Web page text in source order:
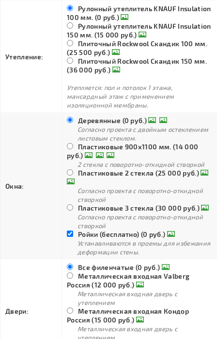
Утепление:
Рулонный утеплитель KNAUF Insulation
100 мм. (0 руб.)
Рулонный утеплитель KNAUF Insulation
150 мм. (15 000 руб.)
Плиточный Rockwool Скандик 100 мм.
(25 500 руб.)
Плиточный Rockwool Скандик 150 мм.
(36 000 руб.)
Утепляется: пол и потолок 1 этажа,
мансардный этаж с применением
изоляционной мембраны.
Окна:
Деревянные (0 руб.)
Согласно проекта с двойным остеклением
листовым стеклом.
Пластиковые 900х1100 мм. (14 000
руб.)
2 стекла с поворотно-откидной створкой
Пластиковые 2 стекла (25 000 руб.)
Согласно проекта с поворотно-откидной
створкой
Пластиковые 3 стекла (30 000 руб.)
Согласно проекта с поворотно-откидной
створкой
Ройки (бесплатно) (0 руб.)
Устанавливаются в проемы для избежания
деформации стены.
Двери:
Все филенчатые (0 руб.)
Металлическая входная Valberg
Россия (12 000 руб.)
Металлическая входная дверь с
утеплением
Металлическая входная Кондор
Россия (15 000 руб.)
Металлическая входная дверь с